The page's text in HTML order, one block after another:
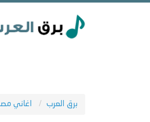
برق العرب اغاني